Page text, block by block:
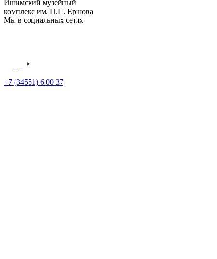
Ишимский музейный
комплекс им. П.П. Ершова
Мы в социальных сетях
+7 (34551) 6 00 37